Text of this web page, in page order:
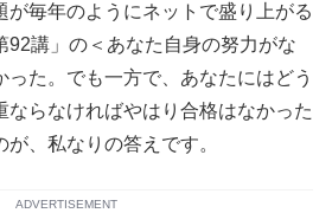
が毎年のようにネットで盛り上がる
92講」の＜あなた自身の努力がな
った。でも一方で、あなたにはどう
ならなければやはり合格はなかった
、私なりの答えです。
ADVERTISEMENT